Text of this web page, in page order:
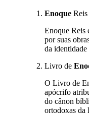
Enoque Reis
Enoque Reis
por suas
da
Livro de
O Livro de
apócrifo
do cânon
ortodoxas da